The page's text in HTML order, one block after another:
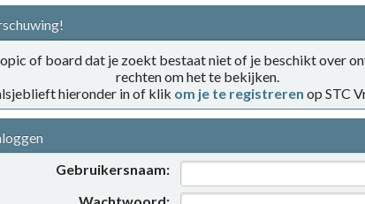
of board dat je zoekt bestaat niet of je beschikt over
rechten om het te bekijken.
hieronder in of klik om je te registreren op STC
Gebruikersnaam: